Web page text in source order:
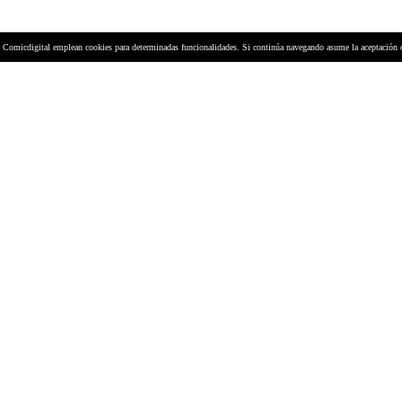
emplean cookies para determinadas funcionalidades. Si continúa navegando asume la aceptación